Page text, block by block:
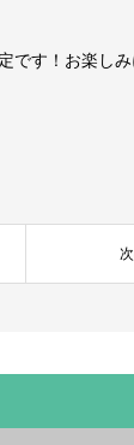
です！お楽しみ